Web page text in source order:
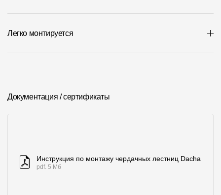
Легко монтируется
Документация / сертификаты
Инструкция по монтажу чердачных лестниц Dacha
pdf. 5 Мб